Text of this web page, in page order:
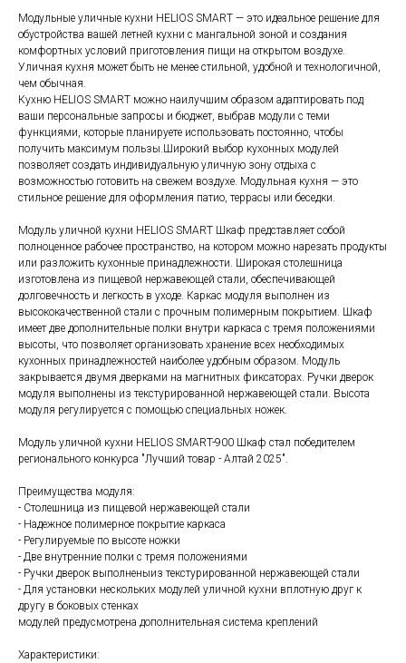
Модульные уличные кухни HELIOS SMART — это идеальное решение для
обустройства вашей летней кухни с мангальной зоной и создания
комфортных условий приготовления пищи на открытом воздухе.
Уличная кухня может быть не менее стильной, удобной и технологичной,
чем обычная.
Кухню HELIOS SMART можно наилучшим образом адаптировать под
ваши персональные запросы и бюджет, выбрав модули с теми
функциями, которые планируете использовать постоянно, чтобы
получить максимум пользы.Широкий выбор кухонных модулей
позволяет создать индивидуальную уличную зону отдыха с
возможностью готовить на свежем воздухе. Модульная кухня — это
стильное решение для оформления патио, террасы или беседки.
Модуль уличной кухни HELIOS SMART Шкаф представляет собой
полноценное рабочее пространство, на котором можно нарезать продукты
или разложить кухонные принадлежности. Широкая столешница
изготовлена из пищевой нержавеющей стали, обеспечивающей
долговечность и легкость в уходе. Каркас модуля выполнен из
высококачественной стали с прочным полимерным покрытием. Шкаф
имеет две дополнительные полки внутри каркаса с тремя положениями
высоты, что позволяет организовать хранение всех необходимых
кухонных принадлежностей наиболее удобным образом. Модуль
закрывается двумя дверками на магнитных фиксаторах. Ручки дверок
модуля выполнены из текстурированной нержавеющей стали. Высота
модуля регулируется с помощью специальных ножек.
Модуль уличной кухни HELIOS SMART-900 Шкаф стал победителем
регионального конкурса "Лучший товар - Алтай 2025".
Преимущества модуля:
- Столешница из пищевой нержавеющей стали
- Надежное полимерное покрытие каркаса
- Регулируемые по высоте ножки
- Две внутренние полки с тремя положениями
- Ручки дверок выполненыиз текстурированной нержавеющей стали
- Для установки нескольких модулей уличной кухни вплотную друг к
другу в боковых стенках
модулей предусмотрена дополнительная система креплений
Характеристики: